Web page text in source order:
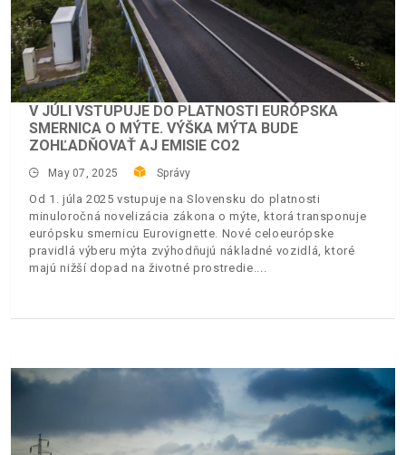
V JÚLI VSTUPUJE DO PLATNOSTI EURÓPSKA
SMERNICA O MÝTE. VÝŠKA MÝTA BUDE
ZOHĽADŇOVAŤ AJ EMISIE CO2
May 07, 2025 Správy
Od 1. júla 2025 vstupuje na Slovensku do platnosti
minuloročná novelizácia zákona o mýte, ktorá transponuje
európsku smernicu Eurovignette. Nové celoeurópske
pravidlá výberu mýta zvýhodňujú nákladné vozidlá, ktoré
majú nižší dopad na životné prostredie.